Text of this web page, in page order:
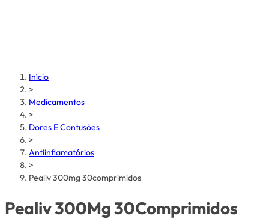
Início
>
Medicamentos
>
Dores E Contusões
>
Antiinflamatórios
>
Pealiv 300mg 30comprimidos
Pealiv 300Mg 30Comprimidos